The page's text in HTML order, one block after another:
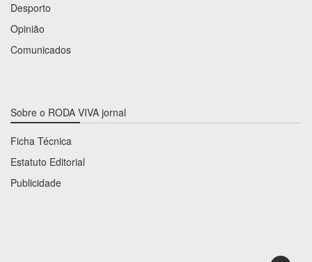
Desporto
Opinião
Comunicados
Sobre o RODA VIVA jornal
Ficha Técnica
Estatuto Editorial
Publicidade